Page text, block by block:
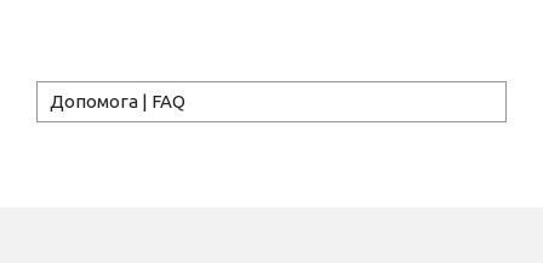
Допомога | FAQ